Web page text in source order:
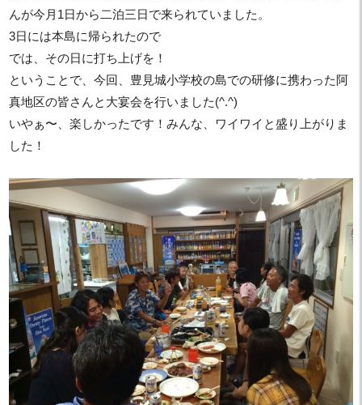
んが今月1日から二泊三日で来られていました。
3日には本島に帰られたので
では、その日に打ち上げを！
ということで、今回、豊見城小学校の島での研修に携わった阿
真地区の皆さんと大宴会を行いました(^.^)
いやぁ〜、楽しかったです！みんな、ワイワイと盛り上がりま
した！